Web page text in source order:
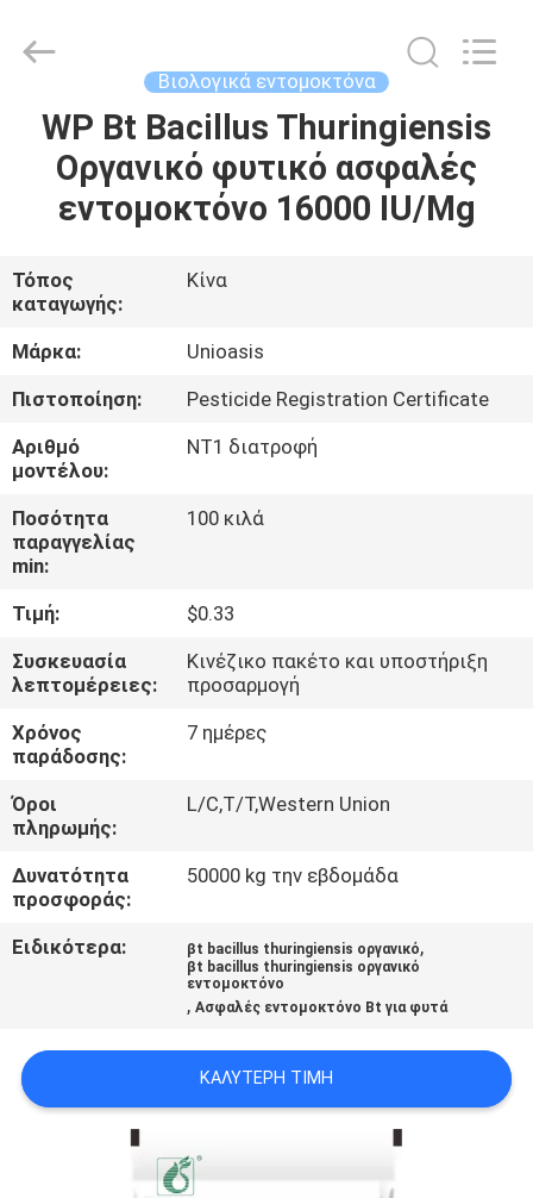
ΣΠΊΤΙ
ΠΡΟΪΌΝΤΑ
ΒΊΝΤΕΟ
ΠΕΡΊΠΟΥ
ΕΜΕΊΣ
ΓΎΡΟΣ
ΕΡΓΟΣΤΑΣΊΩΝ
ΈΛΕΓΧΟΣ
ΜΑΣ
ΕΛΆΤΕ
ΣΕ
ΕΠΑΦΉ
ΜΕ
ΕΙΔΉΣΕΙΣ
ΈΝΑ
ΑΠΌΣΠΑΣΜΑ
SITEMAP
Technology
Co.,ltd.
Βιολογικά εντομοκτόνα
WP Bt Bacillus Thuringiensis
Οργανικό φυτικό ασφαλές
εντομοκτόνο 16000 IU/Mg
Τόπος
καταγωγής:
Κίνα
Μάρκα:
Unioasis
Πιστοποίηση:
Pesticide Registration Certificate
Αριθμό
μοντέλου:
NT1 διατροφή
Ποσότητα
παραγγελίας
min:
100 κιλά
Τιμή:
$0.33
Συσκευασία
λεπτομέρειες:
Κινέζικο πακέτο και υποστήριξη
προσαρμογή
Χρόνος
παράδοσης:
7 ημέρες
Όροι
πληρωμής:
L/C,T/T,Western Union
Δυνατότητα
προσφοράς:
50000 kg την εβδομάδα
Ειδικότερα: βt bacillus thuringiensis οργανικό,
βt bacillus thuringiensis οργανικό
εντομοκτόνο
,Ασφαλές εντομοκτόνο Bt για φυτά
ΚΑΛΎΤΕΡΗ ΤΙΜΉ